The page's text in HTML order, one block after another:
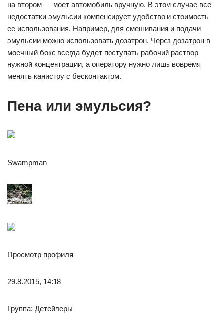
на втором — моет автомобиль вручную. В этом случае все
недостатки эмульсии компенсирует удобство и стоимость
ее использования. Например, для смешивания и подачи
эмульсии можно использовать дозатрон. Через дозатрон в
моечный бокс всегда будет поступать рабочий раствор
нужной концентрации, а оператору нужно лишь вовремя
менять канистру с бесконтактом.
Пена или эмульсия?
Swampman
Просмотр профиля
29.8.2015, 14:18
Группа: Детейлеры